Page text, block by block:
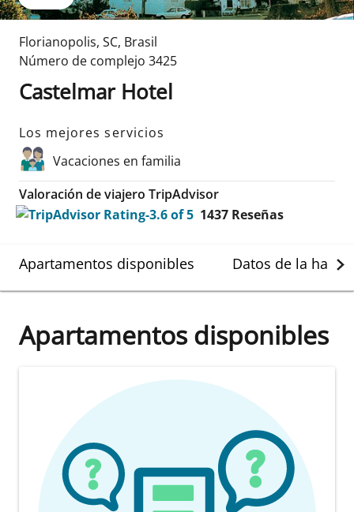
Florianopolis, SC, Brasil
Número de complejo 3425
Castelmar Hotel
Los mejores servicios
Vacaciones en familia
Valoración de viajero TripAdvisor
1437 Reseñas
Apartamentos disponibles Datos de la
Apartamentos disponibles